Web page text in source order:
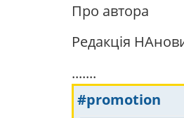
Про автора
Редакція
.......
#promotion